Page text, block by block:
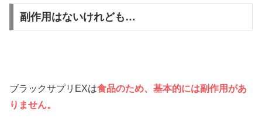
副作用はないけれども…
ブラックサプリEXは食品のため、基本的には副作用があ
りません。